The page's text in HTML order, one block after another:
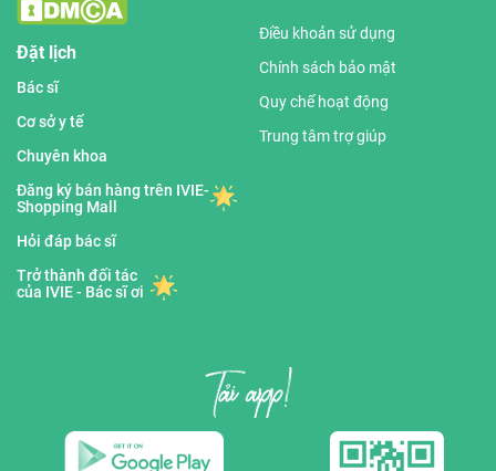
Đặt lịch
Bác sĩ
Cơ sở y tế
Chuyên khoa
Đăng ký bán hàng trên IVIE-
Shopping Mall
Hỏi đáp bác sĩ
Trở thành đối tác
của IVIE - Bác sĩ ơi
Điều khoản sử dụng
Chính sách bảo mật
Quy chế hoạt động
Trung tâm trợ giúp